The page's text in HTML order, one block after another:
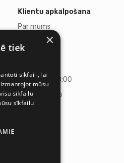
Klientu apkalpošana
Par mums
P.-P. 10:00-18:00
S., Sv. - slēgts
×
tiek
sīkfaili, lai
mūsu
sīkfailu
sīkfailu